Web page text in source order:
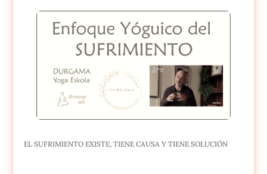
EL SUFRIMIENTO EXISTE, TIENE CAUSA Y TIENE SOLUCIÓN